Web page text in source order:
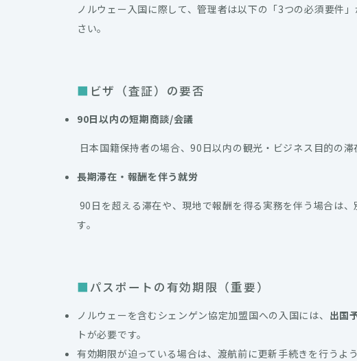
ノルウェー入国に際して、管理者は以下の「3つの必須要件
さい。
ビザ（査証）の要否
90日以内の短期商談/会議
日本国籍保持者の場合、90日以内の観光・ビジネス目的の滞
長期滞在・報酬を伴う就労
90日を超える滞在や、現地で報酬を得る実務を伴う場合は
す。
パスポートの有効期限（重要）
ノルウェーを含むシェンゲン協定加盟国への入国には、 出国
トが必要です。
有効期限が迫っている場合は、渡航前に更新手続きを行うよ